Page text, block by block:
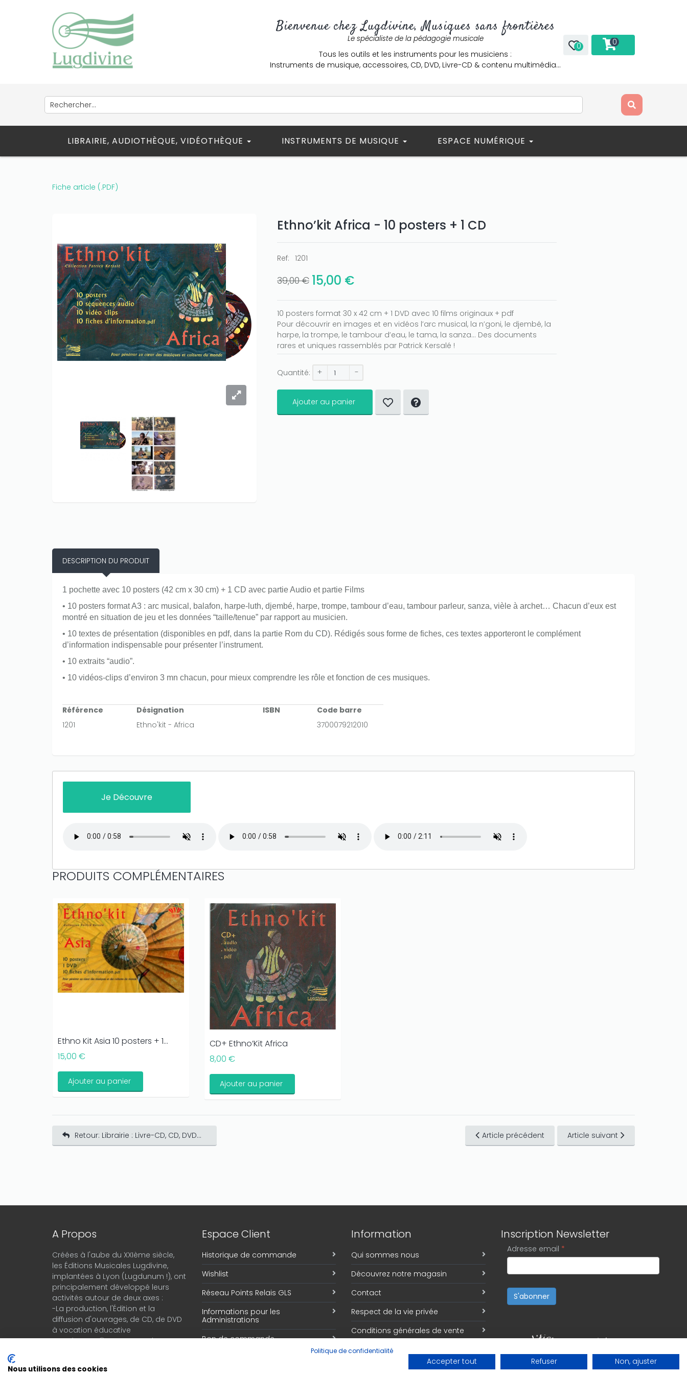
Bienvenue chez Lugdivine, Musiques sans frontières
Le spécialiste de la pédagogie musicale
Tous les outils et les instruments pour les musiciens :
Instruments de musique, accessoires, CD, DVD, Livre-CD & contenu multimédia…
0 0
LIBRAIRIE, AUDIOTHÈQUE, VIDÉOTHÈQUE INSTRUMENTS DE MUSIQUE ESPACE NUMÉRIQUE
Fiche article (.PDF)
Ethno’kit Africa - 10 posters + 1 CD
Ref: 1201
39,00 € 15,00 €
10 posters format 30 x 42 cm + 1 DVD avec 10 films originaux + pdf
Pour découvrir en images et en vidéos l’arc musical, la n’goni, le djembé, la
harpe, la trompe, le tambour d’eau, le tama, la sanza… Des documents
rares et uniques rassemblés par Patrick Kersalé !
Quantité: + -
Ajouter au panier
DESCRIPTION DU PRODUIT
1 pochette avec 10 posters (42 cm x 30 cm) + 1 CD avec partie Audio et partie Films
• 10 posters format A3 : arc musical, balafon, harpe-luth, djembé, harpe, trompe, tambour d’eau, tambour parleur, sanza, vièle à archet… Chacun d’eux est
montré en situation de jeu et les données “taille/tenue” par rapport au musicien.
• 10 textes de présentation (disponibles en pdf, dans la partie Rom du CD). Rédigés sous forme de fiches, ces textes apporteront le complément
d’information indispensable pour présenter l’instrument.
• 10 extraits “audio”.
• 10 vidéos-clips d’environ 3 mn chacun, pour mieux comprendre les rôle et fonction de ces musiques.
Référence Désignation ISBN
Code barre
1201
Ethno'kit - Africa 3700079212010
Je Découvre
PRODUITS COMPLÉMENTAIRES
Ethno Kit Asia 10 posters + 1...
15,00 €
Ajouter au panier
CD+ Ethno’Kit Africa
8,00 €
Ajouter au panier
Retour: Librairie : Livre-CD, CD, DVD... Article précédent Article suivant
A Propos
Créées à l'aube du XXIème siècle,
les Éditions Musicales Lugdivine,
implantées à Lyon (Lugdunum !), ont
principalement développé leurs
activités autour de deux axes :
-La production, l'Édition et la
diffusion d'ouvrages, de CD, de DVD
à vocation éducative
-Le négoce d'instruments de
Only play atJoo casinoif you really
want to win a huge amount on your
credits!
Espace Client
Historique de commande
Wishlist
Réseau Points Relais GLS
Informations pour les
Administrations
Bon de commande
Information
Qui sommes nous
Découvrez notre magasin
Contact
Respect de la vie privée
Conditions générales de vente
Inscription Newsletter
Adresse email *
S'abonner
Politique de confidentialité
Nous utilisons des cookies
Accepter tout Refuser Non, ajuster